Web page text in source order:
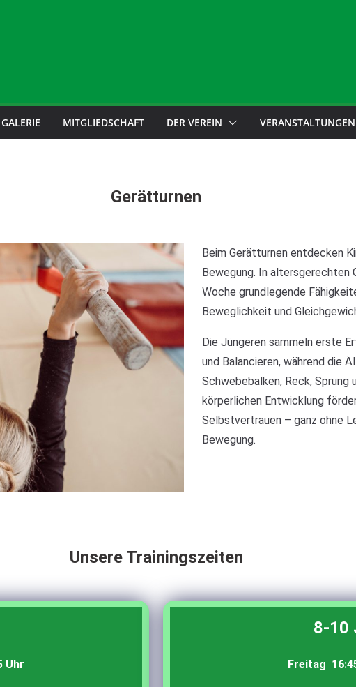
GALERIE MITGLIEDSCHAFT DER VEREIN VERANSTALTUNGEN
Gerätturnen
Beim Gerätturnen entdecken
Bewegung. In altersgerechten
Woche grundlegende
Beweglichkeit und
Die Jüngeren sammeln erste
und Balancieren, während die
Schwebebalken, Reck, Sprung
körperlichen Entwicklung
Selbstvertrauen – ganz ohne
Bewegung.
Unsere Trainingszeiten
Uhr
8-10
Freitag